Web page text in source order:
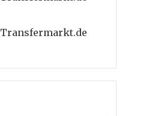
Transfermarkt.de